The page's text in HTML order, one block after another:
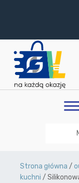
Strona główna /
kuchni /